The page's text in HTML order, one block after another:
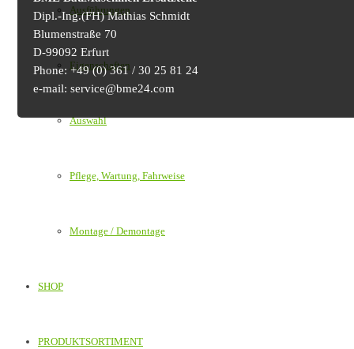
Ausführungen
Eigenschaften
Auswahl
Pflege, Wartung, Fahrweise
Montage / Demontage
SHOP
PRODUKTSORTIMENT
Dipl.-Ing.(FH) Mathias Schmidt
Blumenstraße 70
D-99092 Erfurt
Phone: +49 (0) 361 / 30 25 81 24
e-mail: service@bme24.com